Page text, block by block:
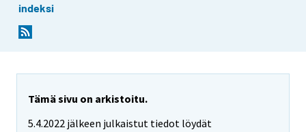
indeksi
Tämä sivu on arkistoitu.
5.4.2022 jälkeen julkaistut tiedot löydät